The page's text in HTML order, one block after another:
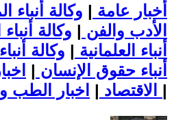
أخبار عامة | وكالة أنباء
الأدب والفن | وكالة أنباء
أنباء العلمانية | وكالة
أنباء حقوق الإنسان |
الاقتصاد | |